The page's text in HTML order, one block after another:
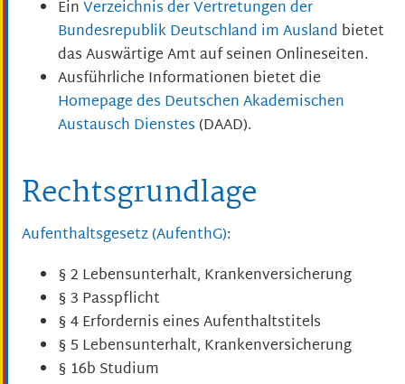
EinVerzeichnis der Vertretungen der
Bundesrepublik Deutschland im Ausland bietet
das Auswärtige Amt auf seinen Onlineseiten.
Ausführliche Informationen bietet die
Homepage des Deutschen Akademischen
Austausch Dienstes (DAAD).
Rechtsgrundlage
Aufenthaltsgesetz(AufenthG):
§ 2 Lebensunterhalt, Krankenversicherung
§ 3 Passpflicht
§ 4 Erfordernis eines Aufenthaltstitels
§ 5 Lebensunterhalt, Krankenversicherung
§ 16b Studium